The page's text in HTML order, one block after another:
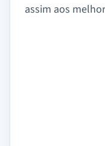
assim aos